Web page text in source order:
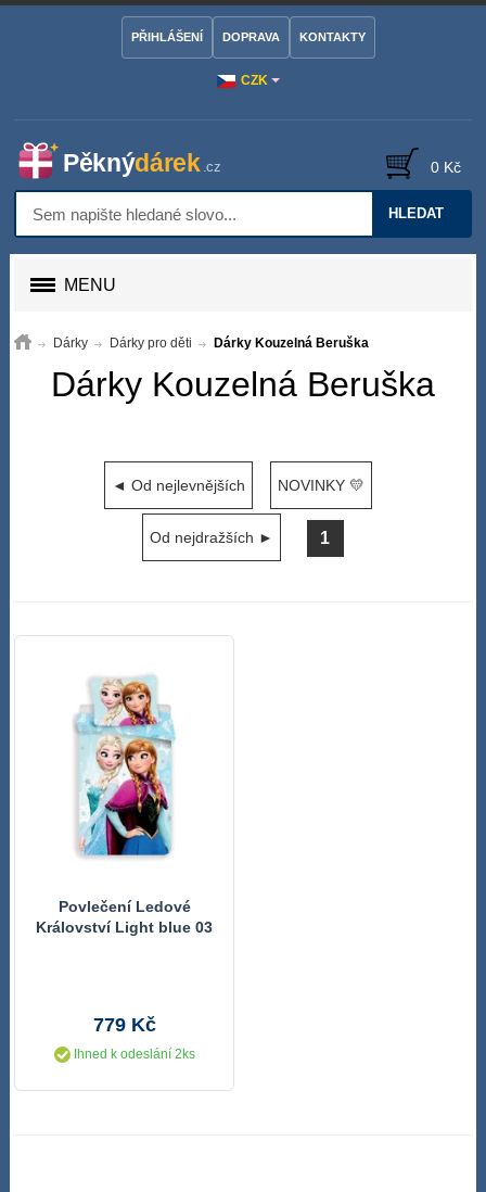
CZK
PŘIHLÁŠENÍ DOPRAVA KONTAKTY
HLEDAT
0 Kč
MENU
Dárky Dárky pro děti Dárky Kouzelná Beruška
Dárky Kouzelná Beruška
◄ Od nejlevnějších NOVINKY 💛
Od nejdražších ► 1
Povlečení Ledové
Království Light blue 03
779 Kč
Ihned k odeslání 2ks